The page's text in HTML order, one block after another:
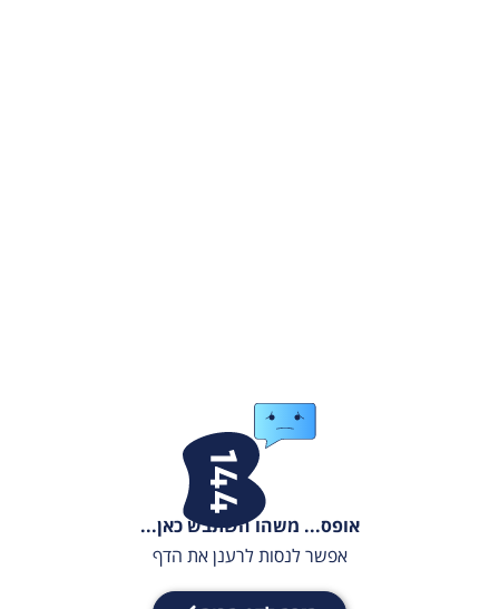
אופס... משהו השתבש כאן...
אפשר לנסות לרענן את הדף